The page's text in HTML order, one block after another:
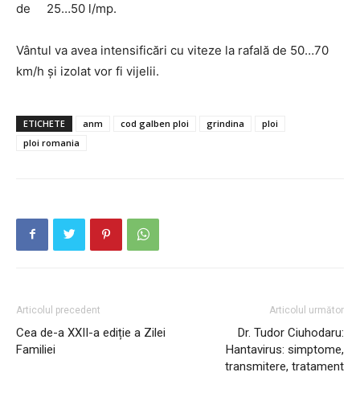
Publică gratuit anunțul tău!
Contact
de 25…50 l/mp.
Vântul va avea intensificări cu viteze la rafală de 50…70
km/h și izolat vor fi vijelii.
ETICHETE anm cod galben ploi grindina
ploi
ploi romania
Articolul precedent
Cea de-a XXII-a ediție a Zilei
Familiei
Articolul următor
Dr. Tudor Ciuhodaru:
Hantavirus: simptome,
transmitere, tratament